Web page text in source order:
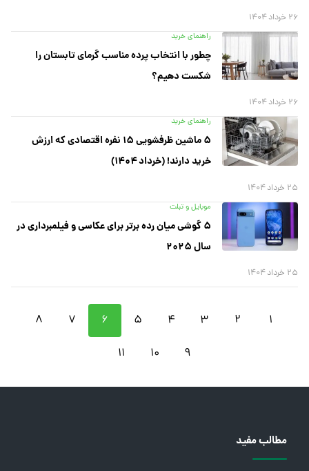
۲۶ خرداد ۱۴۰۴
راهنمای خرید
چطور با انتخاب پرده مناسب گرمای تابستان را
شکست دهیم؟
۲۶ خرداد ۱۴۰۴
راهنمای خرید
۵ ماشین ظرفشویی ۱۵ نفره اقتصادی که ارزش
خرید دارند! (خرداد ۱۴۰۴)
۲۵ خرداد ۱۴۰۴
موبایل و تبلت
۵ گوشی میان رده برتر برای عکاسی و فیلمبرداری در
سال ۲۰۲۵
۲۵ خرداد ۱۴۰۴
۱ ۲ ۳ ۴ ۵ ۶ ۷
۸
۹
۱۰ ۱۱
مطالب مفید